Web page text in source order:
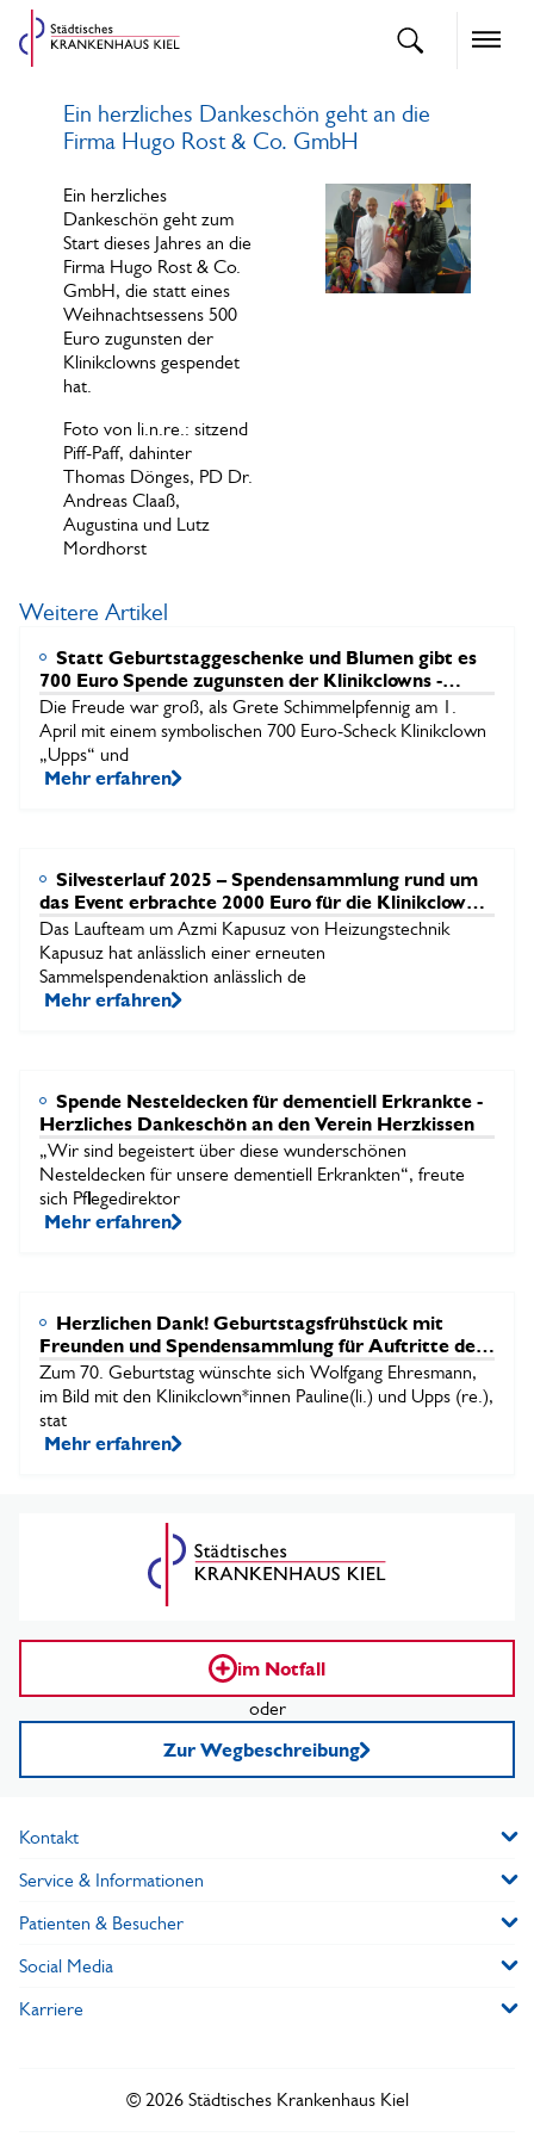
openText
Ein herzliches Dankeschön geht an die
Firma Hugo Rost & Co. GmbH
Ein herzliches
Dankeschön geht zum
Start dieses Jahres an die
Firma Hugo Rost & Co.
GmbH, die statt eines
Weihnachtsessens 500
Euro zugunsten der
Klinikclowns gespendet
hat.
Foto von li.n.re.: sitzend
Piff-Paff, dahinter
Thomas Dönges, PD Dr.
Andreas Claaß,
Augustina und Lutz
Mordhorst
Weitere Artikel
Statt Geburtstaggeschenke und Blumen gibt es
700 Euro Spende zugunsten der Klinikclowns -
Herzlichen Dank der Jubilarin!
Die Freude war groß, als Grete Schimmelpfennig am 1.
April mit einem symbolischen 700 Euro-Scheck Klinikclown
„Upps“ und
Mehr erfahren
Silvesterlauf 2025 – Spendensammlung rund um
das Event erbrachte 2000 Euro für die Klinikclowns
– herzlichen Dank für diese tolle Aktion!
Das Laufteam um Azmi Kapusuz von Heizungstechnik
Kapusuz hat anlässlich einer erneuten
Sammelspendenaktion anlässlich de
Mehr erfahren
Spende Nesteldecken für dementiell Erkrankte -
Herzliches Dankeschön an den Verein Herzkissen
„Wir sind begeistert über diese wunderschönen
Nesteldecken für unsere dementiell Erkrankten“, freute
sich Pflegedirektor
Mehr erfahren
Herzlichen Dank! Geburtstagsfrühstück mit
Freunden und Spendensammlung für Auftritte der
Klinikclowns
Zum 70. Geburtstag wünschte sich Wolfgang Ehresmann,
im Bild mit den Klinikclown*innen Pauline(li.) und Upps (re.),
stat
Mehr erfahren
im Notfall
oder
Zur Wegbeschreibung
Kontakt
Service & Informationen
Patienten & Besucher
Social Media
Karriere
© 2026 Städtisches Krankenhaus Kiel